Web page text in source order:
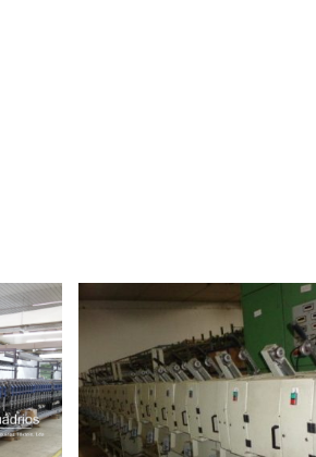
BOBINADEIRA HACOBA